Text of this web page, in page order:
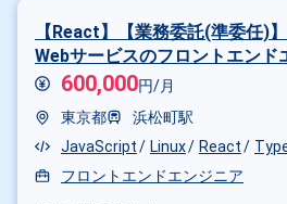
【React】【業務委託(準委任)
Webサービスのフロントエンド
600,000円/月
東京都
浜松町駅
JavaScript
Linux React
フロントエンドエンジニア